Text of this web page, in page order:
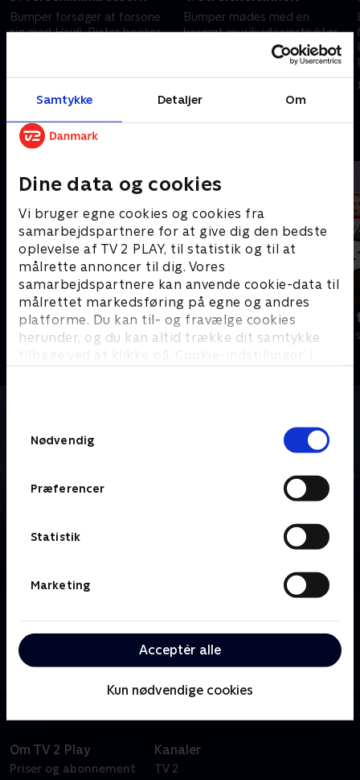
Samtykke Detaljer Om
Dine data og cookies
Vi bruger egne cookies og cookies fra
samarbejdspartnere for at give dig den bedste
oplevelse af TV 2 PLAY, til statistik og til at
målrette annoncer til dig. Vores
samarbejdspartnere kan anvende cookie-data til
målrettet markedsføring på egne og andres
platforme. Du kan til- og fravælge cookies
herunder, og du kan altid trække dit samtykke
tilbage ved at klikke på ’Cookie-indstillinger’ i
Nødvendig
Præferencer
Statistik
Marketing
Acceptér alle
Kun nødvendige cookies
Bumper forsøger at forsone
sig med Heidi, Pieter booker
Bumper mødes med en
berømt musikvideoinstruktør,
og Gisela udgiver en ny single
og en ny musikvideo.
Andre så også
Robssons (dansk tale)
Komedie • 1 sæsoner
Bert (dansk
Komedie • 1
Ti år efter college dropper Bumper Allen sit liv som
sikkerhedsvagt og flytter til Berlin for at gøre sin
drøm om at blive popstjerne til virkelighed.
Om TV 2 Play
Priser og abonnement
Kanaler
TV 2